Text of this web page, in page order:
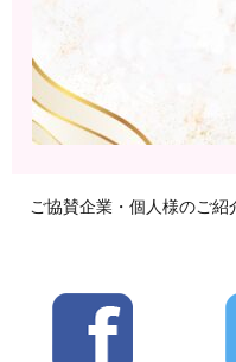
ご協賛企業・個人様のご紹